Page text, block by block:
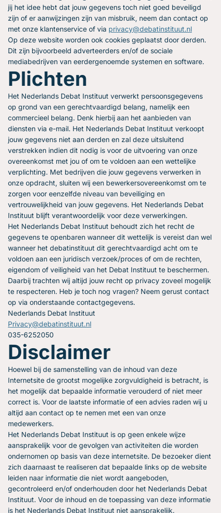
jij het idee hebt dat jouw gegevens toch niet goed beveiligd
zijn of er aanwijzingen zijn van misbruik, neem dan contact op
met onze klantenservice of via privacy@debatinstituut.nl
Op deze website worden ook cookies geplaatst door derden.
Dit zijn bijvoorbeeld adverteerders en/of de sociale
mediabedrijven van eerdergenoemde systemen en software.
Plichten
Het Nederlands Debat Instituut verwerkt persoonsgegevens
op grond van een gerechtvaardigd belang, namelijk een
commercieel belang. Denk hierbij aan het aanbieden van
diensten via e-mail. Het Nederlands Debat Instituut verkoopt
jouw gegevens niet aan derden en zal deze uitsluitend
verstrekken indien dit nodig is voor de uitvoering van onze
overeenkomst met jou of om te voldoen aan een wettelijke
verplichting. Met bedrijven die jouw gegevens verwerken in
onze opdracht, sluiten wij een bewerkersovereenkomst om te
zorgen voor eenzelfde niveau van beveiliging en
vertrouwelijkheid van jouw gegevens. Het Nederlands Debat
Instituut blijft verantwoordelijk voor deze verwerkingen.
Het Nederlands Debat Instituut behoudt zich het recht de
gegevens te openbaren wanneer dit wettelijk is vereist dan wel
wanneer het debatinstituut dit gerechtvaardigd acht om te
voldoen aan een juridisch verzoek/proces of om de rechten,
eigendom of veiligheid van het Debat Instituut te beschermen.
Daarbij trachten wij altijd jouw recht op privacy zoveel mogelijk
te respecteren. Heb je toch nog vragen? Neem gerust contact
op via onderstaande contactgegevens.
Nederlands Debat Instituut
Privacy@debatinstituut.nl
035-6252050
Disclaimer
Hoewel bij de samenstelling van de inhoud van deze
Internetsite de grootst mogelijke zorgvuldigheid is betracht, is
het mogelijk dat bepaalde informatie verouderd of niet meer
correct is. Voor de laatste informatie of een advies raden wij u
altijd aan contact op te nemen met een van onze
medewerkers.
Het Nederlands Debat Instituut is op geen enkele wijze
aansprakelijk voor de gevolgen van activiteiten die worden
ondernomen op basis van deze internetsite. De bezoeker dient
zich daarnaast te realiseren dat bepaalde links op de website
leiden naar informatie die niet wordt aangeboden,
gecontroleerd en/of onderhouden door het Nederlands Debat
Instituut. Voor de inhoud en de toepassing van deze informatie
is het Nederlands Debat Instituut niet aansprakelijk.